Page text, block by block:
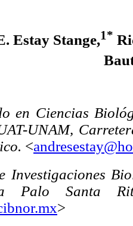
Estay Stange,1*
en Ciencias
UNAM,
<
Investigaciones
Palo Santa
>